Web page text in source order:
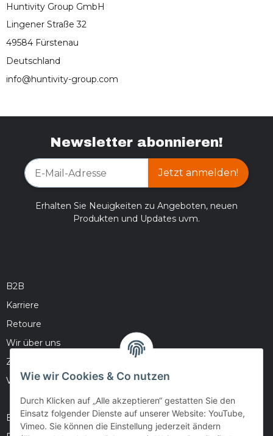
Huntivity Group GmbH
Lingener Straße 32
49584 Fürstenau
Deutschland
info@huntivity-group.com
Newsletter abonnieren!
Jetzt anmelden!
Erhalten Sie Neuigkeiten zu Angeboten, neuen
Produkten und Updates uvm.
B2B
Karriere
Retoure
Wir über uns
Zahlungsmöglichkeiten
Versandinformationen
Barrierefreiheitserklärung
Wie wir Cookies & Co nutzen
Durch Klicken auf „Alle akzeptieren“ gestatten Sie den
Einsatz folgender Dienste auf unserer Website: YouTube,
Vimeo. Sie können die Einstellung jederzeit ändern